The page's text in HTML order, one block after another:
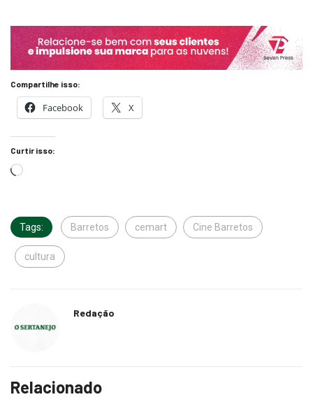
Compartilhe isso:
Facebook X
Curtir isso:
Tags: Barretos cemart Cine Barretos
cultura
Redação
Relacionado